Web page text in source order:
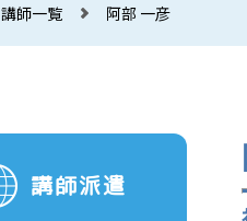
講師一覧 阿部 一彦
講師派遣